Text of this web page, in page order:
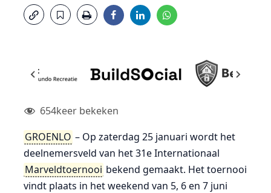
654keer bekeken
GROENLO – Op zaterdag 25 januari wordt het
deelnemersveld van het 31e Internationaal
Marveldtoernooi bekend gemaakt. Het toernooi
vindt plaats in het weekend van 5, 6 en 7 juni